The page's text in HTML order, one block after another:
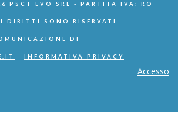
PSCT EVO SRL - PARTITA IVA: RO
DIRITTI SONO RISERVATI
DI
- INFORMATIVA PRIVACY
Accesso